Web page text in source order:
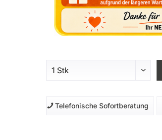
Telefonische Sofortberatung